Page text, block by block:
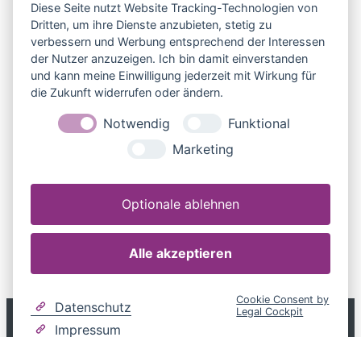
80687 München
Deutschland
Telefonnummer:+49 800 599699799
E-Mail-Adresse:info@mandatum-bavariae.de
Gestaltung & Realisierung
brands and friends GmbH
02541/8445-0
E-Mail-Adresse:
www.brands-and-friends.de
Diese Seite nutzt Website Tracking-Technologien von
Dritten, um ihre Dienste anzubieten, stetig zu
verbessern und Werbung entsprechend der Interessen
der Nutzer anzuzeigen. Ich bin damit einverstanden
und kann meine Einwilligung jederzeit mit Wirkung für
die Zukunft widerrufen oder ändern.
Notwendig
Funktional
Marketing
Optionale ablehnen
Alle akzeptieren
Datenschutz
Impressum
Cookie Consent by
Legal Cockpit